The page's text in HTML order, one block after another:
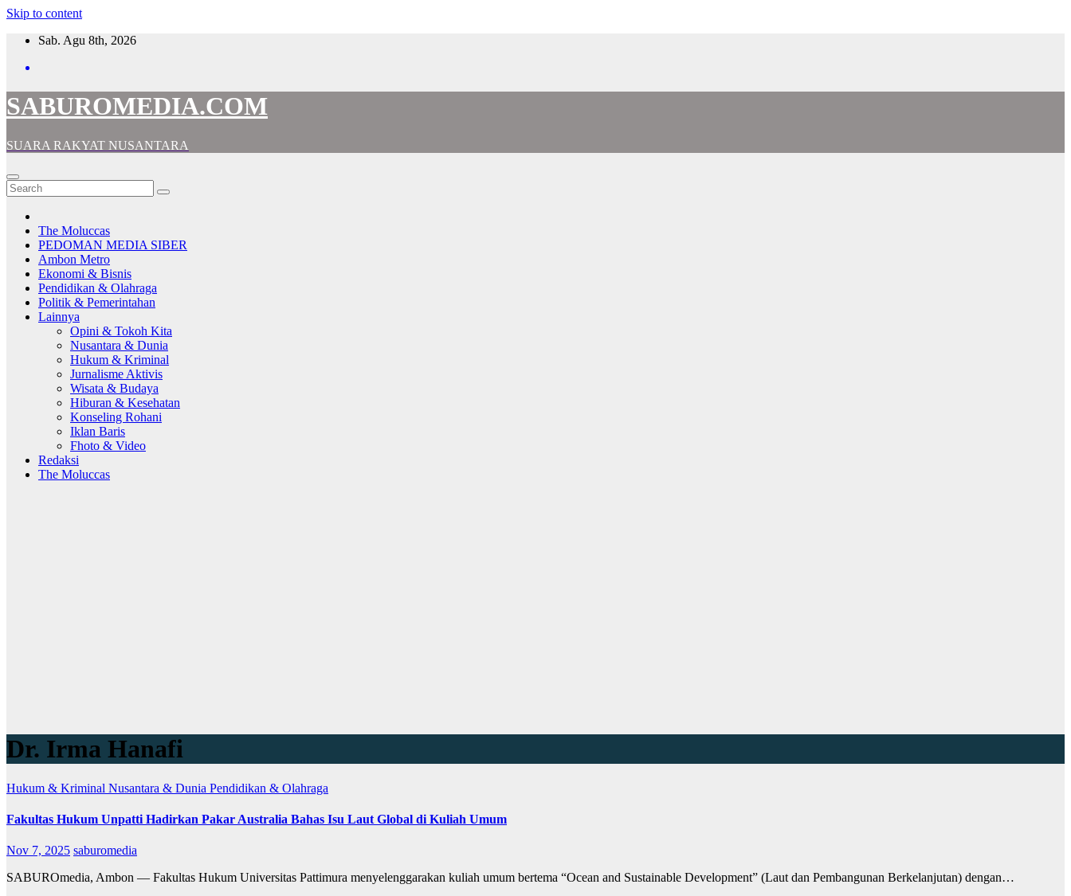
Skip to content
Sab. Agu 8th, 2026
SABUROMEDIA.COM
SUARA RAKYAT NUSANTARA
The Moluccas
PEDOMAN MEDIA SIBER
Ambon Metro
Ekonomi & Bisnis
Pendidikan & Olahraga
Politik & Pemerintahan
Lainnya
Opini & Tokoh Kita
Nusantara & Dunia
Hukum & Kriminal
Jurnalisme Aktivis
Wisata & Budaya
Hiburan & Kesehatan
Konseling Rohani
Iklan Baris
Fhoto & Video
Redaksi
The Moluccas
Dr. Irma Hanafi
Hukum & Kriminal Nusantara & Dunia Pendidikan & Olahraga
Fakultas Hukum Unpatti Hadirkan Pakar Australia Bahas Isu Laut Global di Kuliah Umum
Nov 7, 2025 saburomedia
SABUROmedia, Ambon — Fakultas Hukum Universitas Pattimura menyelenggarakan kuliah umum bertema “Ocean and Sustainable Development” (Laut dan Pembangunan Berkelanjutan) dengan…